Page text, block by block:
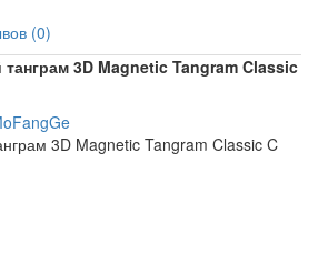
(0)
3D Magnetic Tangram Classic
3D Magnetic Tangram Classic C